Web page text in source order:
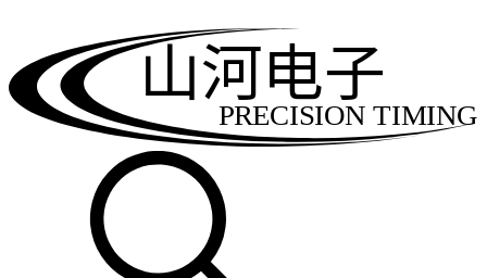
PRECISION TIMING
山河电子